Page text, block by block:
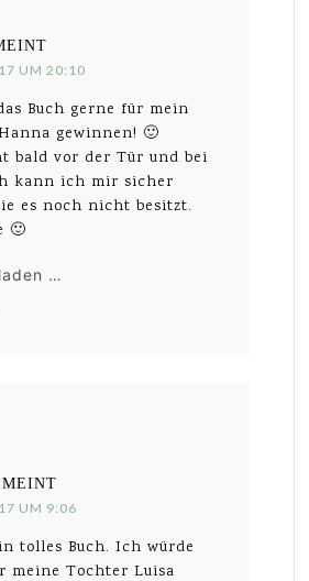
UM 20:10
Buch gerne für mein
gewinnen! 🙂
bald vor der Tür und bei
kann ich mir sicher
es noch nicht besitzt.
🙂
…
MEINT
UM 9:06
tolles Buch. Ich würde
meine Tochter Luisa